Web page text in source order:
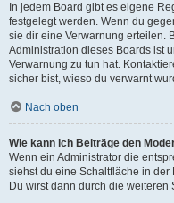
In jedem Board gibt es eigene
festgelegt werden. Wenn du
sie dir eine Verwarnung erteilen.
Administration dieses Boards ist
Verwarnung zu tun hat.
sicher bist, wieso du verwarnt
Nach oben
Wie kann ich Beiträge den
Wenn ein Administrator die
siehst du eine Schaltfläche in
Du wirst dann durch die weiteren